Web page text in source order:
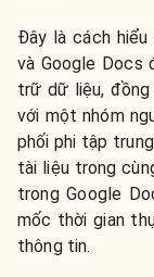
Đây là cách
và Google Docs
trữ dữ liệu,
với một nhóm
phối phi tập
tài liệu trong
trong Google
mốc thời gian
thông tin.